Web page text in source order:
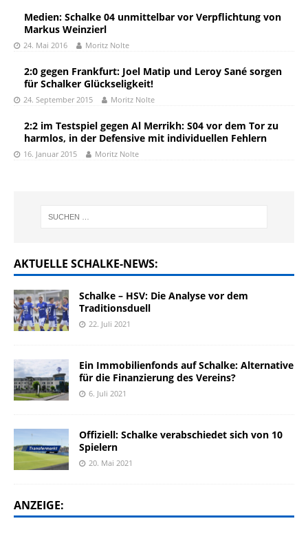
Medien: Schalke 04 unmittelbar vor Verpflichtung von
Markus Weinzierl
24. Mai 2016 Moritz Nolte
2:0 gegen Frankfurt: Joel Matip und Leroy Sané sorgen
für Schalker Glückseligkeit!
24. September 2015 Moritz Nolte
2:2 im Testspiel gegen Al Merrikh: S04 vor dem Tor zu
harmlos, in der Defensive mit individuellen Fehlern
16. Januar 2015 Moritz Nolte
AKTUELLE SCHALKE-NEWS:
Schalke – HSV: Die Analyse vor dem
Traditionsduell
22. Juli 2021
Ein Immobilienfonds auf Schalke: Alternative
für die Finanzierung des Vereins?
6. Juli 2021
Offiziell: Schalke verabschiedet sich von 10
Spielern
20. Mai 2021
ANZEIGE: